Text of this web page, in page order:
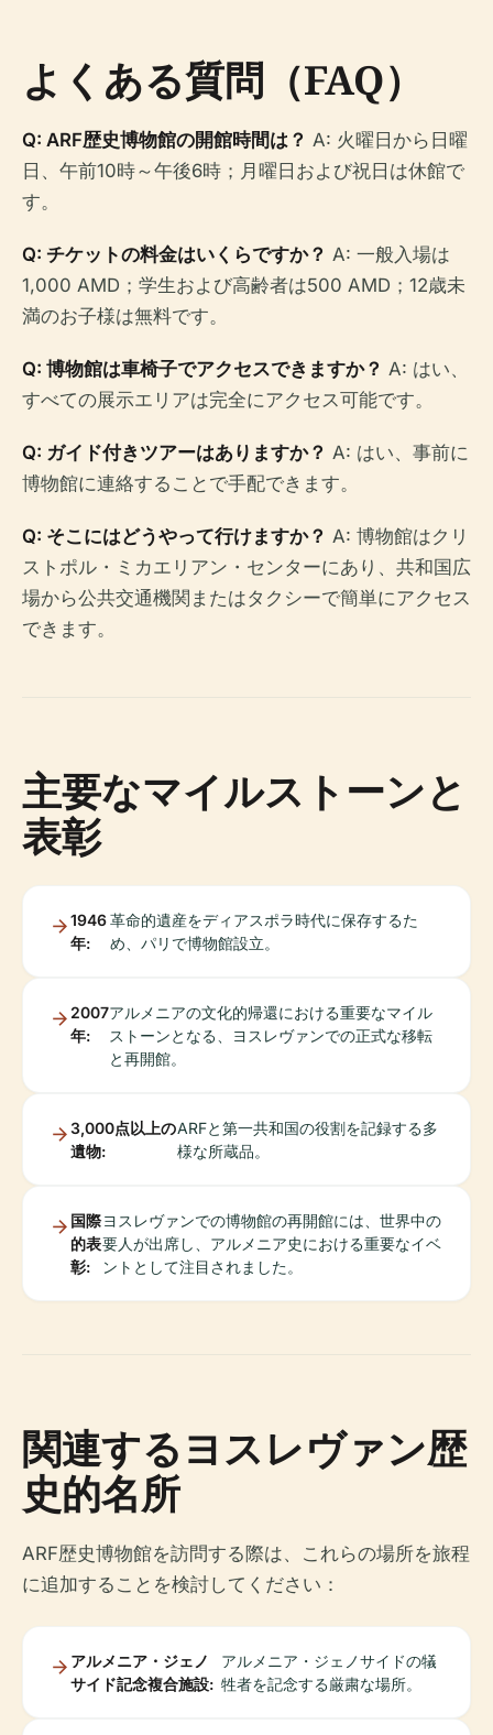
よくある質問（FAQ）
Q: ARF歴史博物館の開館時間は？ A: 火曜日から日曜
日、午前10時～午後6時；月曜日および祝日は休館で
す。
Q: チケットの料金はいくらですか？ A: 一般入場は
1,000 AMD；学生および高齢者は500 AMD；12歳未
満のお子様は無料です。
Q: 博物館は車椅子でアクセスできますか？ A: はい、
すべての展示エリアは完全にアクセス可能です。
Q: ガイド付きツアーはありますか？ A: はい、事前に
博物館に連絡することで手配できます。
Q: そこにはどうやって行けますか？ A: 博物館はクリ
ストポル・ミカエリアン・センターにあり、共和国広
場から公共交通機関またはタクシーで簡単にアクセス
できます。
主要なマイルストーンと
表彰
1946
年:
革命的遺産をディアスポラ時代に保存するた
め、パリで博物館設立。
2007
年:
アルメニアの文化的帰還における重要なマイル
ストーンとなる、ヨスレヴァンでの正式な移転
と再開館。
3,000点以上の
遺物:
ARFと第一共和国の役割を記録する多
様な所蔵品。
国際
的表
彰:
ヨスレヴァンでの博物館の再開館には、世界中の
要人が出席し、アルメニア史における重要なイベ
ントとして注目されました。
関連するヨスレヴァン歴
史的名所
ARF歴史博物館を訪問する際は、これらの場所を旅程
に追加することを検討してください：
アルメニア・ジェノ
サイド記念複合施設:
アルメニア・ジェノサイドの犠
牲者を記念する厳粛な場所。